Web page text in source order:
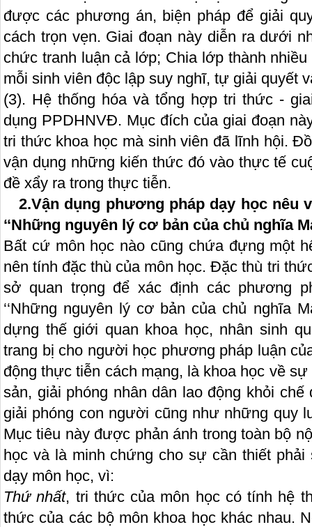
được các phương án, biện pháp để giải
cách trọn vẹn. Giai đoạn này diễn ra dưới
chức tranh luận cả lớp; Chia lớp thành
mỗi sinh viên độc lập suy nghĩ, tự giải quyết
(3). Hệ thống hóa và tổng hợp tri thức -
dụng PPDHNVĐ. Mục đích của giai đoạn
tri thức khoa học mà sinh viên đã lĩnh hội.
vận dụng những kiến thức đó vào thực tế
đề xẩy ra trong thực tiễn.
2.Vận dụng phương pháp dạy học nêu
‘‘Những nguyên lý cơ bản của chủ nghĩa
Bất cứ môn học nào cũng chứa đựng một
nên tính đặc thù của môn học. Đặc thù tri
sở quan trọng để xác định các phương
‘‘Những nguyên lý cơ bản của chủ nghĩa
dựng thế giới quan khoa học, nhân sinh
trang bị cho người học phương pháp luận
động thực tiễn cách mạng, là khoa học về
sản, giải phóng nhân dân lao động khỏi
giải phóng con người cũng như những quy
Mục tiêu này được phản ánh trong toàn bộ
học và là minh chứng cho sự cần thiết
dạy môn học, vì:
Thứ nhất, tri thức của môn học có tính hệ
thức của các bộ môn khoa học khác nhau.